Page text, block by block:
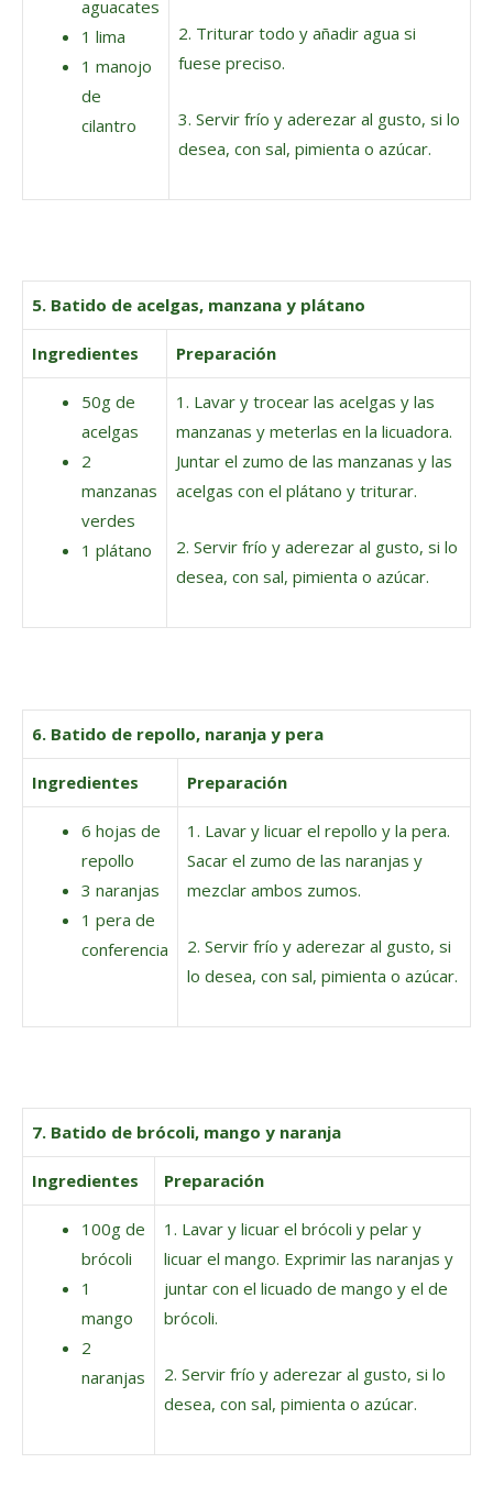
aguacates
1 lima
1 manojo
de
cilantro
2. Triturar todo y añadir agua si
fuese preciso.
3. Servir frío y aderezar al gusto, si lo
desea, con sal, pimienta o azúcar.
5. Batido de acelgas, manzana y plátano
Ingredientes Preparación
50g de
acelgas
2
manzanas
verdes
1 plátano
1. Lavar y trocear las acelgas y las
manzanas y meterlas en la licuadora.
Juntar el zumo de las manzanas y las
acelgas con el plátano y triturar.
2. Servir frío y aderezar al gusto, si lo
desea, con sal, pimienta o azúcar.
6. Batido de repollo, naranja y pera
Ingredientes Preparación
6 hojas de
repollo
3 naranjas
1 pera de
conferencia
1. Lavar y licuar el repollo y la pera.
Sacar el zumo de las naranjas y
mezclar ambos zumos.
2. Servir frío y aderezar al gusto, si
lo desea, con sal, pimienta o azúcar.
7. Batido de brócoli, mango y naranja
Ingredientes Preparación
100g de
brócoli
1
mango
2
naranjas
1. Lavar y licuar el brócoli y pelar y
licuar el mango. Exprimir las naranjas y
juntar con el licuado de mango y el de
brócoli.
2. Servir frío y aderezar al gusto, si lo
desea, con sal, pimienta o azúcar.